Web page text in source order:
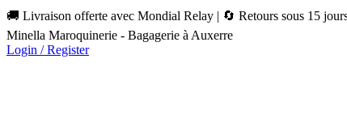
🚚 Livraison offerte avec Mondial Relay | 🔄 Retours sous 15
Minella Maroquinerie - Bagagerie à Auxerre
Login / Register